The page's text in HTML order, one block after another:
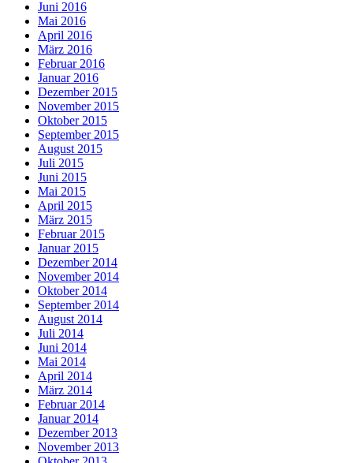
Juni 2016
Mai 2016
April 2016
März 2016
Februar 2016
Januar 2016
Dezember 2015
November 2015
Oktober 2015
September 2015
August 2015
Juli 2015
Juni 2015
Mai 2015
April 2015
März 2015
Februar 2015
Januar 2015
Dezember 2014
November 2014
Oktober 2014
September 2014
August 2014
Juli 2014
Juni 2014
Mai 2014
April 2014
März 2014
Februar 2014
Januar 2014
Dezember 2013
November 2013